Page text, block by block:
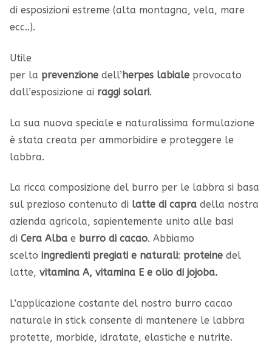
di esposizioni estreme (alta montagna, vela, mare
ecc..).
Utile
per la prevenzione dell’herpes labiale provocato
dall’esposizione ai raggi solari.
La sua nuova speciale e naturalissima formulazione
è stata creata per ammorbidire e proteggere le
labbra.
La ricca composizione del burro per le labbra si basa
sul prezioso contenuto di latte di capra della nostra
azienda agricola, sapientemente unito alle basi
di Cera Alba e burro di cacao. Abbiamo
scelto ingredienti pregiati e naturali: proteine del
latte, vitamina A, vitamina E e olio di jojoba.
L’applicazione costante del nostro burro cacao
naturale in stick consente di mantenere le labbra
protette, morbide, idratate, elastiche e nutrite.